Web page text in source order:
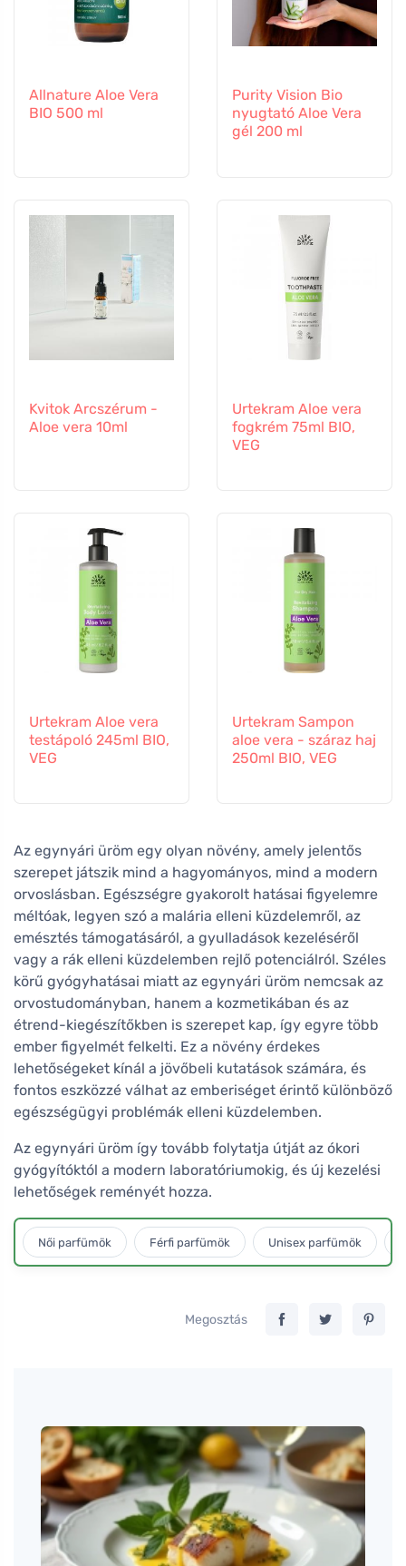
Allnature Aloe Vera
BIO 500 ml
Purity Vision Bio
nyugtató Aloe Vera
gél 200 ml
Kvitok Arcszérum -
Aloe vera 10ml
Urtekram Aloe vera
fogkrém 75ml BIO,
VEG
Urtekram Aloe vera
testápoló 245ml BIO,
VEG
Urtekram Sampon
aloe vera - száraz haj
250ml BIO, VEG
Az egynyári üröm egy olyan növény, amely jelentős
szerepet játszik mind a hagyományos, mind a modern
orvoslásban. Egészségre gyakorolt hatásai figyelemre
méltóak, legyen szó a malária elleni küzdelemről, az
emésztés támogatásáról, a gyulladások kezeléséről
vagy a rák elleni küzdelemben rejlő potenciálról. Széles
körű gyógyhatásai miatt az egynyári üröm nemcsak az
orvostudományban, hanem a kozmetikában és az
étrend-kiegészítőkben is szerepet kap, így egyre több
ember figyelmét felkelti. Ez a növény érdekes
lehetőségeket kínál a jövőbeli kutatások számára, és
fontos eszközzé válhat az emberiséget érintő különböző
egészségügyi problémák elleni küzdelemben.
Az egynyári üröm így tovább folytatja útját az ókori
gyógyítóktól a modern laboratóriumokig, és új kezelési
lehetőségek reményét hozza.
Női parfümök Férfi parfümök Unisex parfümök
Megosztás